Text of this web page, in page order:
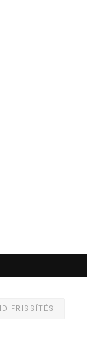
FRISSÍTÉS